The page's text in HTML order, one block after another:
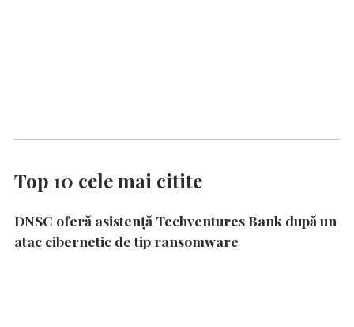
Top 10 cele mai citite
DNSC oferă asistență Techventures Bank după un
atac cibernetic de tip ransomware